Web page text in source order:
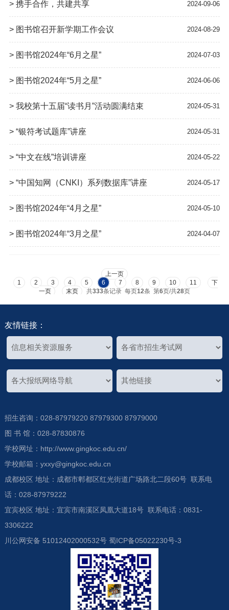
> 携手合作，共建共享 2024-09-06
> 图书馆召开新学期工作会议 2024-08-29
> 图书馆2024年“6月之星” 2024-07-03
> 图书馆2024年“5月之星” 2024-06-06
> 我校第十五届“读书月”活动圆满结束 2024-05-31
> “银符考试题库”讲座 2024-05-31
> “中文在线”培训讲座 2024-05-22
> “中国知网（CNKI）系列数据库”讲座 2024-05-17
> 图书馆2024年“4月之星” 2024-05-10
> 图书馆2024年“3月之星” 2024-04-07
上一页
1
2 3 4 5 6 7 8 9 10 11
下
一页
末页 共333条记录 每页12条 第6页/共28页
友情链接：
招生咨询：028-87979220 87979300 87979000
图 书 馆：028-87830876
学校网址：http://www.gingkoc.edu.cn/
学校邮箱：yxxy@gingkoc.edu.cn
成都校区 地址：成都市郫都区红光街道广场路北二段60号 联系电
话：028-87979222
宜宾校区 地址：宜宾市南溪区凤凰大道18号 联系电话：0831-
3306222
川公网安备 51012402000532号 蜀ICP备05022230号-3